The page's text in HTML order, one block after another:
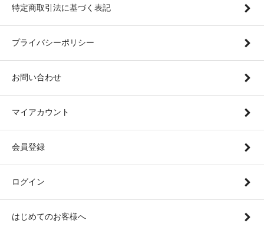
特定商取引法に基づく表記
プライバシーポリシー
お問い合わせ
マイアカウント
会員登録
ログイン
はじめてのお客様へ